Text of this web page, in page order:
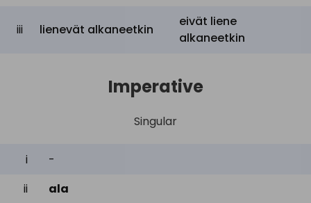
iii lienevät alkaneetkin
eivät liene
alkaneetkin
Imperative
Singular
i
-
ii
ala